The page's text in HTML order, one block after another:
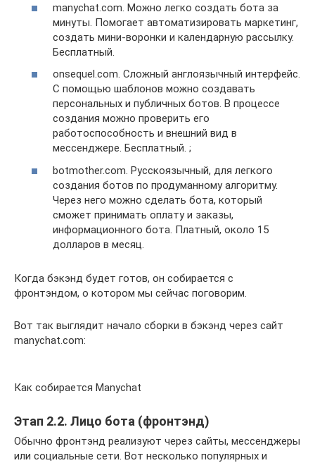
manychat.com. Можно легко создать бота за
минуты. Помогает автоматизировать маркетинг,
создать мини-воронки и календарную рассылку.
Бесплатный.
onsequel.com. Сложный англоязычный интерфейс.
С помощью шаблонов можно создавать
персональных и публичных ботов. В процессе
создания можно проверить его
работоспособность и внешний вид в
мессенджере. Бесплатный. ;
botmother.com. Русскоязычный, для легкого
создания ботов по продуманному алгоритму.
Через него можно сделать бота, который
сможет принимать оплату и заказы,
информационного бота. Платный, около 15
долларов в месяц.
Когда бэкэнд будет готов, он собирается с
фронтэндом, о котором мы сейчас поговорим.
Вот так выглядит начало сборки в бэкэнд через сайт
manychat.com:
Как собирается Manychat
Этап 2.2. Лицо бота (фронтэнд)
Обычно фронтэнд реализуют через сайты, мессенджеры
или социальные сети. Вот несколько популярных и